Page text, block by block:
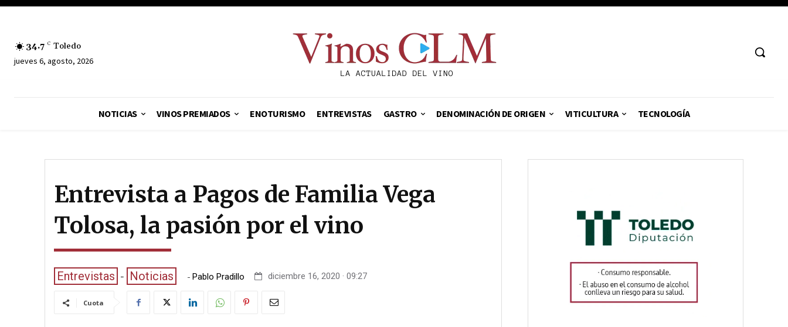
34.7 C Toledo
jueves 6, agosto, 2026
NOTICIAS VINOS PREMIADOS ENOTURISMO ENTREVISTAS GASTRO DENOMINACIÓN DE ORIGEN VITICULTURA TECNOLOGÍA
Entrevista a Pagos de Familia Vega
Tolosa, la pasión por el vino
Entrevistas Noticias - Pablo Pradillo diciembre 16, 2020 · 09:27
Cuota